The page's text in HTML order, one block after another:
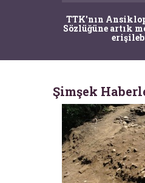
TTK'nın
Sözlüğüne artık
Şimşek